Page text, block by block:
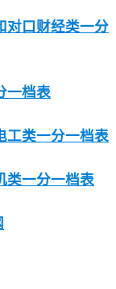
对口财经类一分
一档表
工类一分一档表
类一分一档表